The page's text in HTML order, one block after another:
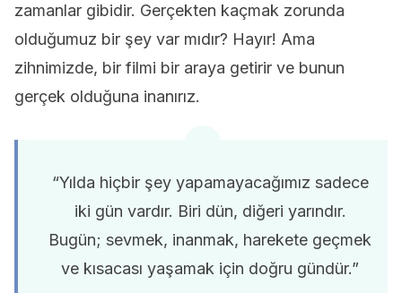
zamanlar gibidir. Gerçekten kaçmak zorunda
olduğumuz bir şey var mıdır? Hayır! Ama
zihnimizde, bir filmi bir araya getirir ve bunun
gerçek olduğuna inanırız.
“Yılda hiçbir şey yapamayacağımız sadece
iki gün vardır. Biri dün, diğeri yarındır.
Bugün; sevmek, inanmak, harekete geçmek
ve kısacası yaşamak için doğru gündür.”